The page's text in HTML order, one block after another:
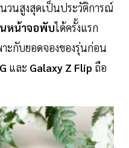
วนสูงสุดเป็นประวัติการณ์
หน้าจอพับได้ครั้งแรก
ะกับยอดจองของรุ่นก่อน
และ Galaxy Z Flip ถือ